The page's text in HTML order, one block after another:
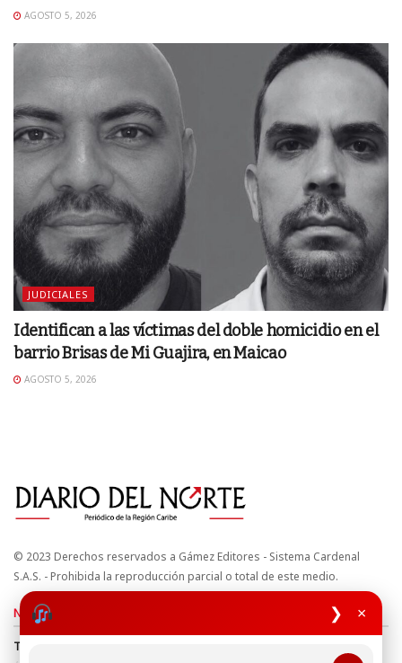
❯ ×
AGOSTO 5, 2026
JUDICIALES
Identifican a las víctimas del doble homicidio en el
barrio Brisas de Mi Guajira, en Maicao
AGOSTO 5, 2026
© 2023 Derechos reservados a Gámez Editores - Sistema Cardenal
S.A.S. - Prohibida la reproducción parcial o total de este medio.
Nuestros sitios
Términos y Condiciones